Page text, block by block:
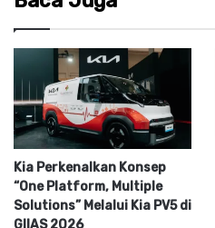
Kia Perkenalkan Konsep
“One Platform, Multiple
Solutions” Melalui Kia PV5 di
GIIAS 2026